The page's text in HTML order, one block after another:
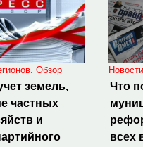
Обзор
земель,
частных
и
Что
всех